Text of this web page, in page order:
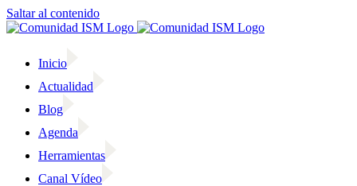
Saltar al contenido
Inicio
Actualidad
Blog
Agenda
Herramientas
Canal Vídeo